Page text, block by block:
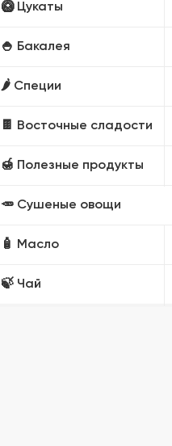
🥝 Цукаты
🍚 Бакалея
🌶️ Специи
🍫 Восточные сладости
🍯 Полезные продукты
🥕 Сушеные овощи
🧴 Масло
🍃 Чай